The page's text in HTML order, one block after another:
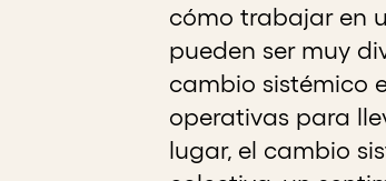
cómo trabajar en
pueden ser muy
cambio sistémico
operativas para
lugar, el cambio